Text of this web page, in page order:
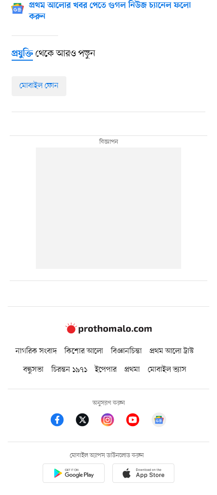
প্রথম আলোর খবর পেতে গুগল নিউজ চ্যানেল ফলো
করুন
প্রযুক্তিথেকে আরও পড়ুন
মোবাইল ফোন
নাগরিক সংবাদ কিশোর আলো বিজ্ঞানচিন্তা
প্রথম আলো ট্রাস্ট
বন্ধুসভা
চিরন্তন ১৯৭১ ইপেপার প্রথমা মোবাইল ভ্যাস
অনুসরণ করুন
মোবাইল অ্যাপস ডাউনলোড করুন